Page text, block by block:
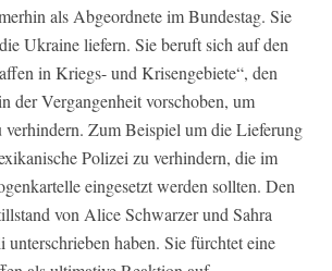
als Abgeordnete im Bundestag. Sie
Ukraine liefern. Sie beruft sich auf den
in Kriegs- und Krisengebiete“, den
der Vergangenheit vorschoben, um
verhindern. Zum Beispiel um die Lieferung
Polizei zu verhindern, die im
eingesetzt werden sollten. Den
von Alice Schwarzer und Sahra
haben. Sie fürchtet eine